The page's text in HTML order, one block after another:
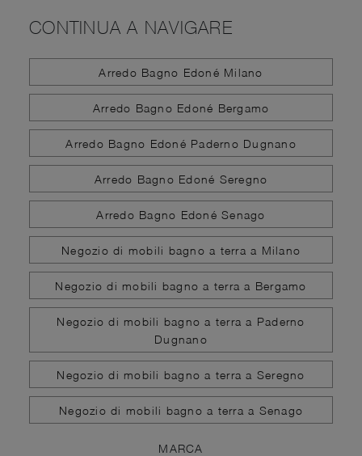
CONTINUA A NAVIGARE
Arredo Bagno Edoné Milano
Arredo Bagno Edoné Bergamo
Arredo Bagno Edoné Paderno Dugnano
Arredo Bagno Edoné Seregno
Arredo Bagno Edoné Senago
Negozio di mobili bagno a terra a Milano
Negozio di mobili bagno a terra a Bergamo
Negozio di mobili bagno a terra a Paderno
Dugnano
Negozio di mobili bagno a terra a Seregno
Negozio di mobili bagno a terra a Senago
MARCA